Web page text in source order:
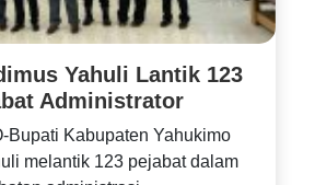
Yahuli Lantik 123
Administrator
Bupati Kabupaten Yahukimo
melantik 123 pejabat dalam